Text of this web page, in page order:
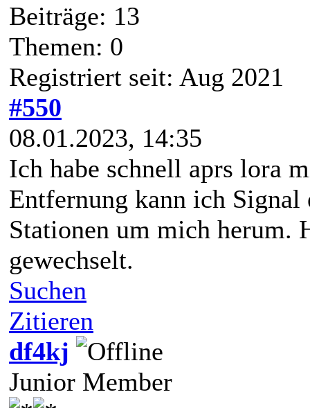
Beiträge: 13
Themen: 0
Registriert seit: Aug 2021
#550
08.01.2023, 14:35
Ich habe schnell aprs lora
Entfernung kann ich Signal
Stationen um mich herum.
gewechselt.
Suchen
Zitieren
df4kj
Junior Member